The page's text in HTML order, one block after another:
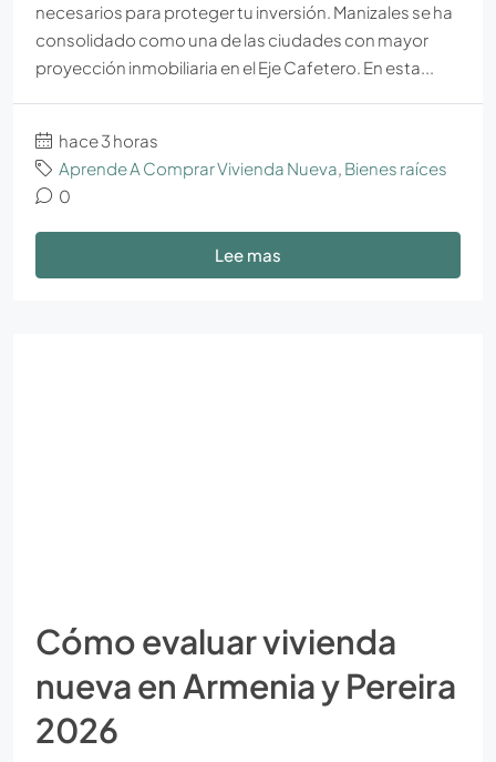
necesarios para proteger tu inversión. Manizales se ha
consolidado como una de las ciudades con mayor
proyección inmobiliaria en el Eje Cafetero. En esta...
hace 3 horas
Aprende A Comprar Vivienda Nueva, Bienes raíces
0
Lee mas
Cómo evaluar vivienda
nueva en Armenia y Pereira
2026